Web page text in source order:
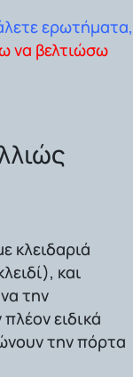
ερωτήματα,
να βελτιώσω
κλειδαριά
και
την
ειδικά
την πόρτα